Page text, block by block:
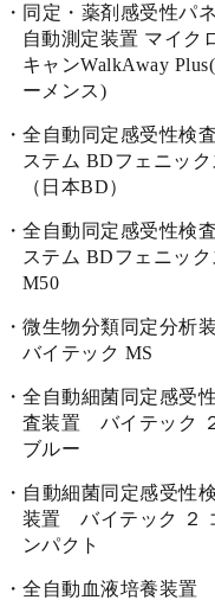
同定・薬剤感受性パ
自動測定装置 マイク
キャンWalkAway
ーメンス)
全自動同定感受性検
ステム BDフェニッ
（日本BD）
全自動同定感受性検
ステム BDフェニッ
M50
微生物分類同定分析
バイテック MS
全自動細菌同定感受
査装置 バイテック
ブルー
自動細菌同定感受性
装置 バイテック ２
ンパクト
全自動血液培養装置